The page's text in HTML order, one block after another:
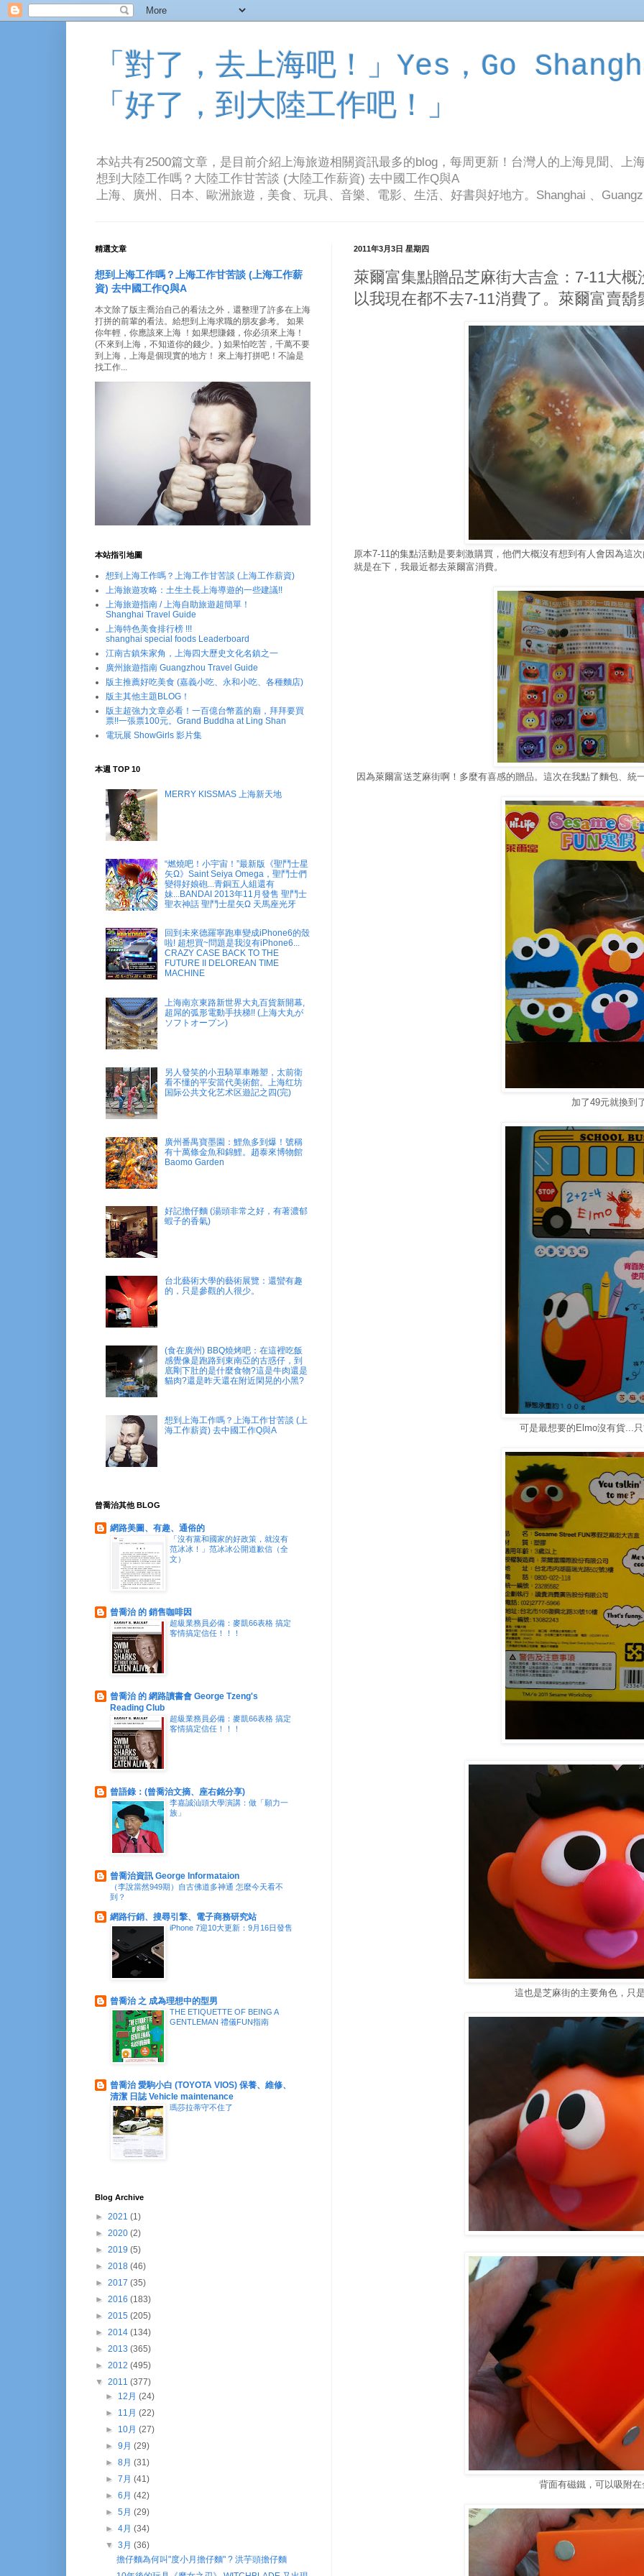
「對了，去上海吧！」Yes，Go
「好了，到大陸工作吧！」
本站共有2500篇文章，是目前介紹上海旅遊相關資訊最多的blog，每周更新！台灣人的上海見聞、上
想到大陸工作嗎？大陸工作甘苦談 (大陸工作薪資) 去中國工作Q與A
上海、廣州、日本、歐洲旅遊，美食、玩具、音樂、電影、生活、好書與好地方。Shanghai 、
2011年3月3日 星期四
萊爾富集點贈品芝麻街大吉盒：7-11大
以我現在都不去7-11消費了。萊爾富賣鬍
原本7-11的集點活動是要刺激購買，他們大概沒有想到有人會因為這
就是在下，我最近都去萊爾富消費。
因為萊爾富送芝麻街啊！多麼有喜感的贈品。這次在我點了麵包、
加了49元就換到
可是最想要的Elmo沒有貨...
這也是芝麻街的主要角色，只
背面有磁鐵，可以吸附
精選文章
想到上海工作嗎？上海工作甘苦談 (上海工作薪
資) 去中國工作Q與A
本文除了版主喬治自己的看法之外，還整理了許多在上海
打拼的前輩的看法。給想到上海求職的朋友參考。 如果
你年輕，你應該來上海 ！如果想賺錢，你必須來上海！
(不來到上海，不知道你的錢少。) 如果怕吃苦，千萬不要
到上海，上海是個現實的地方！ 來上海打拼吧！不論是
找工作...
本站指引地圖
想到上海工作嗎？上海工作甘苦談 (上海工作薪資)
上海旅遊攻略：土生土長上海導遊的一些建議!!
上海旅遊指南 / 上海自助旅遊超簡單！
Shanghai Travel Guide
上海特色美食排行榜 !!!
shanghai special foods Leaderboard
江南古鎮朱家角，上海四大歷史文化名鎮之一
廣州旅遊指南 Guangzhou Travel Guide
版主推薦好吃美食 (嘉義小吃、永和小吃、各種麵店)
版主其他主題BLOG！
版主超強力文章必看！一百億台幣蓋的廟，拜拜要買
票!!一張票100元。Grand Buddha at Ling Shan
電玩展 ShowGirls 影片集
本週 TOP 10
MERRY KISSMAS 上海新天地
“燃燒吧！小宇宙！”最新版《聖鬥士星
矢Ω》Saint Seiya Omega，聖鬥士們
變得好娘砲...青銅五人組還有
妹...BANDAI 2013年11月發售 聖鬥士
聖衣神話 聖鬥士星矢Ω 天馬座光牙
回到未來德羅寧跑車變成iPhone6的殼
啦! 超想買~問題是我沒有iPhone6...
CRAZY CASE BACK TO THE
FUTURE II DELOREAN TIME
MACHINE
上海南京東路新世界大丸百貨新開幕,
超屌的弧形電動手扶梯!! (上海大丸が
ソフトオープン)
另人發笑的小丑騎單車雕塑，太前衛
看不懂的平安當代美術館。上海红坊
国际公共文化艺术区遊記之四(完)
廣州番禺寶墨園：鯉魚多到爆！號稱
有十萬條金魚和錦鯉。趙泰來博物館
Baomo Garden
好記擔仔麵 (湯頭非常之好，有著濃郁
蝦子的香氣)
台北藝術大學的藝術展覽：還蠻有趣
的，只是參觀的人很少。
(食在廣州) BBQ燒烤吧：在這裡吃飯
感覺像是跑路到東南亞的古惑仔，到
底剛下肚的是什麼食物?這是牛肉還是
貓肉?還是昨天還在附近閑晃的小黑?
想到上海工作嗎？上海工作甘苦談 (上
海工作薪資) 去中國工作Q與A
曾喬治其他 BLOG
網路美圖、有趣、通俗的
「沒有黨和國家的好政策，就沒有
范冰冰！」范冰冰公開道歉信（全
文）
曾喬治 的 銷售咖啡因
超級業務員必備：麥凱66表格 搞定
客情搞定信任！！！
曾喬治 的 網路讀書會 George Tzeng's
Reading Club
超級業務員必備：麥凱66表格 搞定
客情搞定信任！！！
曾語錄：(曾喬治文摘、座右銘分享)
李嘉誠汕頭大學演講：做「願力一
族」
曾喬治資訊 George Informataion
（李說當然949期）自古佛道多神通 怎麼今天看不
到？
網路行銷、搜尋引擎、電子商務研究站
iPhone 7迎10大更新：9月16日發售
曾喬治 之 成為理想中的型男
THE ETIQUETTE OF BEING A
GENTLEMAN 禮儀FUN指南
曾喬治 愛駒小白 (TOYOTA VIOS) 保養、維修、
清潔 日誌 Vehicle maintenance
瑪莎拉蒂守不住了
Blog Archive
► 2021 (1)
► 2020 (2)
► 2019 (5)
► 2018 (46)
► 2017 (35)
► 2016 (183)
► 2015 (205)
► 2014 (134)
► 2013 (365)
► 2012 (495)
▼ 2011 (377)
► 12月(24)
► 11月(22)
► 10月(27)
►9月(29)
►8月(31)
►7月(41)
►6月(42)
►5月(29)
►4月(34)
▼3月(36)
擔仔麵為何叫"度小月擔仔麵" ? 洪芋頭擔仔麵